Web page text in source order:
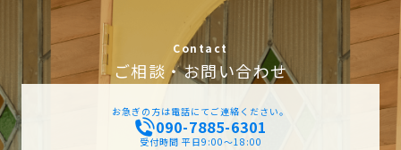
Contact
ご相談・お問い合わせ
お急ぎの方は電話にてご連絡ください。
090-7885-6301
受付時間 平日9:00〜18:00